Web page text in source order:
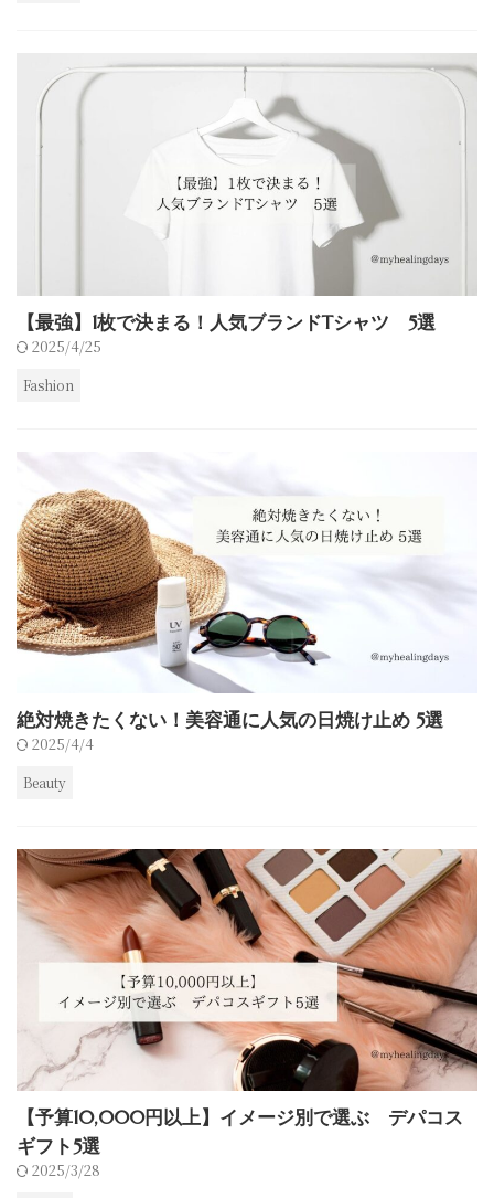
【最強】1枚で決まる！人気ブランドTシャツ 5選
2025/4/25
Fashion
絶対焼きたくない！美容通に人気の日焼け止め 5選
2025/4/4
Beauty
【予算10,000円以上】イメージ別で選ぶ デパコス
ギフト5選
2025/3/28